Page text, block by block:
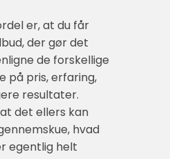
er, at du får
der gør det
de forskellige
på pris, erfaring,
resultater.
det ellers kan
hvad
egentlig helt